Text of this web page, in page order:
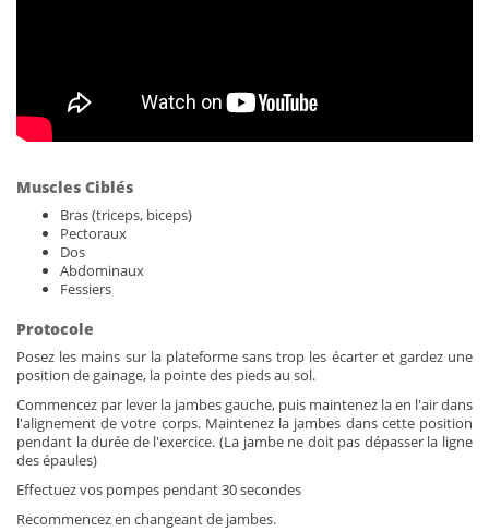
Muscles Ciblés
Bras (triceps, biceps)
Pectoraux
Dos
Abdominaux
Fessiers
Protocole
Posez les mains sur la plateforme sans trop les écarter et gardez une
position de gainage, la pointe des pieds au sol.
Commencez par lever la jambes gauche, puis maintenez la en l'air dans
l'alignement de votre corps. Maintenez la jambes dans cette position
pendant la durée de l'exercice. (La jambe ne doit pas dépasser la ligne
des épaules)
Effectuez vos pompes pendant 30 secondes
Recommencez en changeant de jambes.